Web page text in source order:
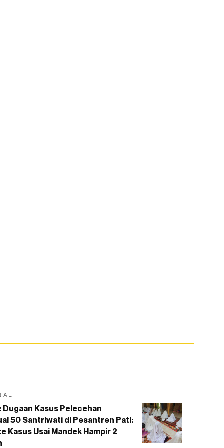
Dugaan Kasus Pelecehan
50 Santriwati di Pesantren Pati:
Kasus Usai Mandek Hampir 2